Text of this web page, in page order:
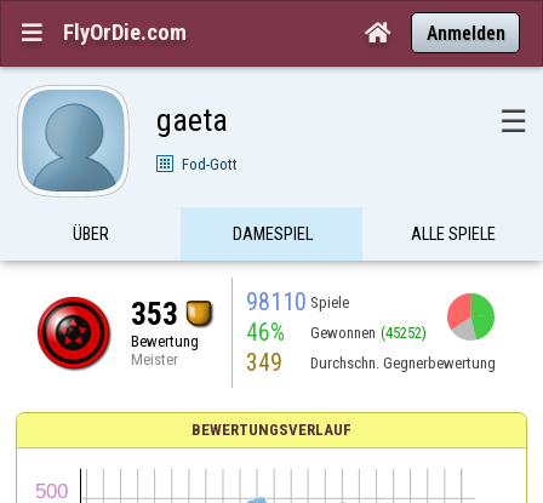
 FlyOrDie.com  Anmelden
gaeta ☰
Fod-Gott
ÜBER DAMESPIEL ALLE SPIELE
353
Bewertung
Meister
98110 Spiele
46% Gewonnen (45252)
349 Durchschn. Gegnerbewertung
BEWERTUNGSVERLAUF